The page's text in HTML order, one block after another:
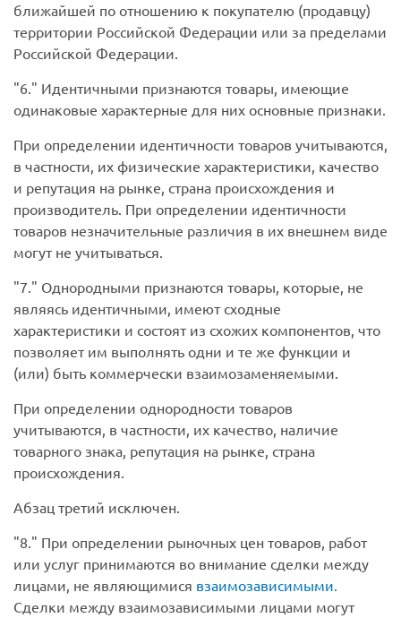
ближайшей по отношению к покупателю (продавцу)
территории Российской Федерации или за пределами
Российской Федерации.
6.
Идентичными признаются товары, имеющие
одинаковые характерные для них основные признаки.
При определении идентичности товаров учитываются,
в частности, их физические характеристики, качество
и репутация на рынке, страна происхождения и
производитель. При определении идентичности
товаров незначительные различия в их внешнем виде
могут не учитываться.
7.
Однородными признаются товары, которые, не
являясь идентичными, имеют сходные
характеристики и состоят из схожих компонентов, что
позволяет им выполнять одни и те же функции и
(или) быть коммерчески взаимозаменяемыми.
При определении однородности товаров
учитываются, в частности, их качество, наличие
товарного знака, репутация на рынке, страна
происхождения.
Абзац третий исключен.
8.
При определении рыночных цен товаров, работ
или услуг принимаются во внимание сделки между
лицами, не являющимися взаимозависимыми.
Сделки между взаимозависимыми лицами могут